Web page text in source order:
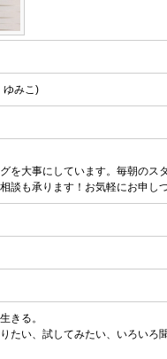
みこ)
を大事にしています。毎朝のス
談も承ります！お気軽にお申し
きる。
たい、試してみたい、いろいろ